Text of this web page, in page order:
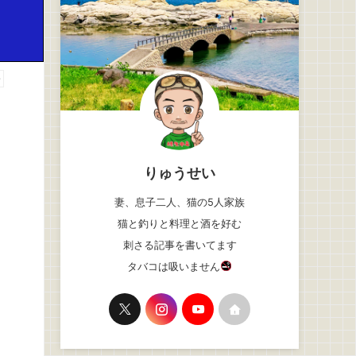
りゅうせい
妻、息子二人、猫の5人家族
猫と釣りと料理と酒を好む
刺さる記事を書いてます
タバコは吸いません